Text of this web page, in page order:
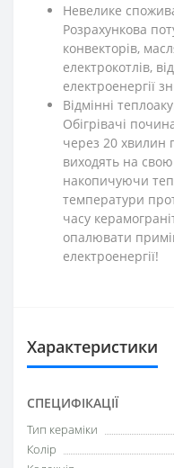
Невелике
Розрахункова
конвекторів,
електрокотлів,
електроенергії
Відмінні
Обігрівачі
через 20 хвилин
виходять на
накопичуючи
температури
часу
опалювати
електроенергії!
Характеристики
СПЕЦИФІКАЦІЇ
Тип кераміки
Колір